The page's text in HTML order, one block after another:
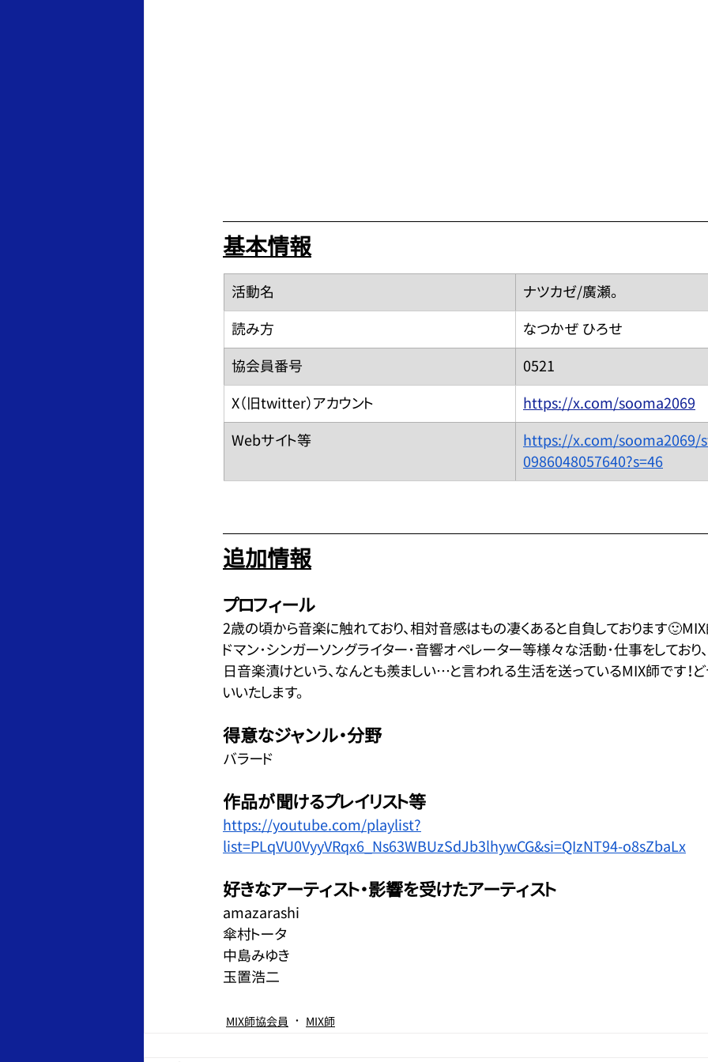
基本情報
​活動名
ナツカゼ/廣瀬。
読み方
なつかぜ ひろせ
​協会員番号
0521
​X（旧twitter）アカウント
https://x.com/sooma2069
​Webサイト等
https://x.com/sooma2069/
0986048057640?s=46
追加情報
プロフィール
2歳の頃から音楽に触れており、相対音感はもの凄くあると自負しております
ドマン･シンガーソングライター･音響オペレーター等様々な活動･仕事をしてお
日音楽漬けという、なんとも羨ましい…と言われる生活を送っているMIX師です！ど
いいたします。
得意なジャンル・分野
バラード
作品が聞けるプレイリスト等
https://youtube.com/playlist?
list=PLqVU0VyyVRqx6_Ns63WBUzSdJb3lhywCG&si=QIzNT94-o8sZbaLx
好きなアーティスト・影響を受けたアーティスト
amazarashi
傘村トータ
中島みゆき
玉置浩二
MIX師協会員 MIX師